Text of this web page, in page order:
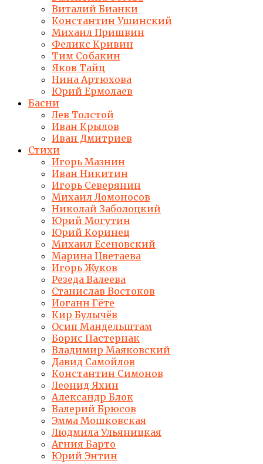
Виталий Бианки
Константин Ушинский
Михаил Пришвин
Феликс Кривин
Тим Собакин
Яков Тайц
Нина Артюхова
Юрий Ермолаев
Басни
Лев Толстой
Иван Крылов
Иван Дмитриев
Стихи
Игорь Мазнин
Иван Никитин
Игорь Северянин
Михаил Ломоносов
Николай Заболоцкий
Юрий Могутин
Юрий Коринец
Михаил Есеновский
Марина Цветаева
Игорь Жуков
Резеда Валеева
Станислав Востоков
Иоганн Гёте
Кир Булычёв
Осип Мандельштам
Борис Пастернак
Владимир Маяковский
Давид Самойлов
Константин Симонов
Леонид Яхин
Александр Блок
Валерий Брюсов
Эмма Мошковская
Людмила Ульяницкая
Агния Барто
Юрий Энтин